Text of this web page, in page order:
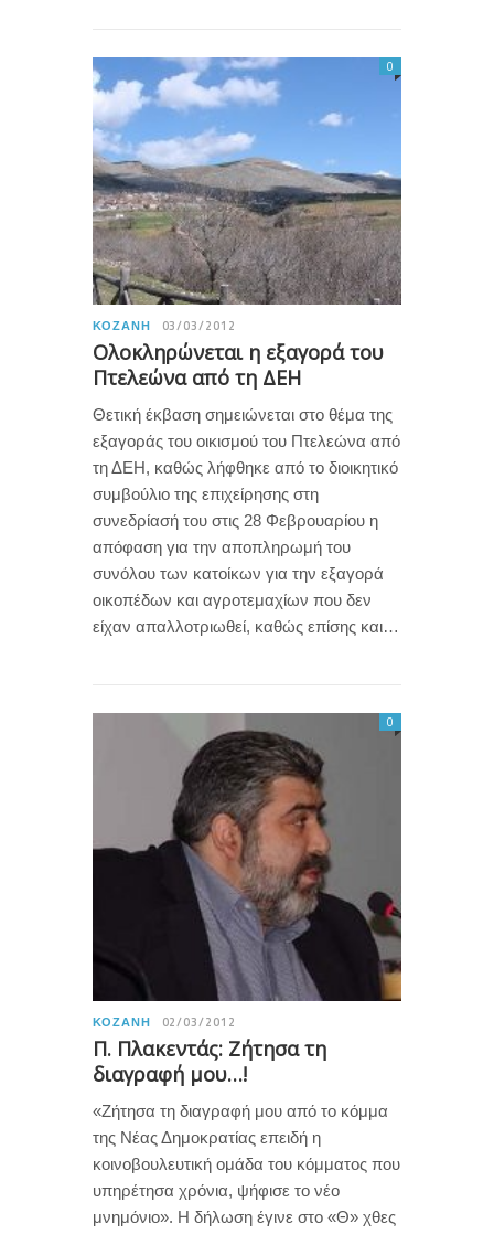
ΚΟΖΆΝΗ 03/03/2012
Ολοκληρώνεται η εξαγορά του
Πτελεώνα από τη ΔΕΗ
0
Θετική έκβαση σημειώνεται στο θέμα της
εξαγοράς του οικισμού του Πτελεώνα από
τη ΔΕΗ, καθώς λήφθηκε από το διοικητικό
συμβούλιο της επιχείρησης στη
συνεδρίασή του στις 28 Φεβρουαρίου η
απόφαση για την αποπληρωμή του
συνόλου των κατοίκων για την εξαγορά
οικοπέδων και αγροτεμαχίων που δεν
είχαν απαλλοτριωθεί, καθώς επίσης και…
ΚΟΖΆΝΗ 02/03/2012
Π. Πλακεντάς: Ζήτησα τη
διαγραφή μου…!
0
«Ζήτησα τη διαγραφή μου από το κόμμα
της Νέας Δημοκρατίας επειδή η
κοινοβουλευτική ομάδα του κόμματος που
υπηρέτησα χρόνια, ψήφισε το νέο
μνημόνιο». Η δήλωση έγινε στο «Θ» χθες